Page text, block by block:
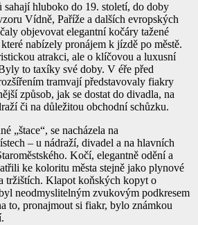
hluboko do 19. století, do doby
Vídně, Paříže a dalších evropských
objevovat elegantní kočáry tažené
nabízely pronájem k jízdě po městě.
atrakci, ale o klíčovou a luxusní
to taxíky své doby. V éře před
tramvají představovaly fiakry
způsob, jak se dostat do divadla, na
či na důležitou obchodní schůzku.
„štace“, se nacházela na
– u nádraží, divadel a na hlavních
Kočí, elegantně odění a
ke koloritu města stejně jako plynové
tržištích. Klapot koňských kopyt o
neodmyslitelným zvukovým podkresem
to, pronajmout si fiakr, bylo známkou